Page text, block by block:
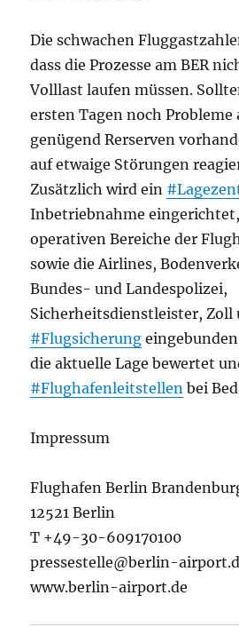
Die schwachen
dass die Prozesse am BER
Volllast laufen müssen.
ersten Tagen noch
genügend Rerserven
auf etwaige Störungen
Zusätzlich wird ein
Inbetriebnahme
operativen Bereiche der
sowie die Airlines,
Bundes- und Landespolizei,
Sicherheitsdienstleister, Zoll
#Flugsicherung
die aktuelle Lage bewertet
#Flughafenleitstellen bei
Impressum
Flughafen Berlin
12521 Berlin
T +49-30-609170100
pressestelle@berlin-
www.berlin-airport.de